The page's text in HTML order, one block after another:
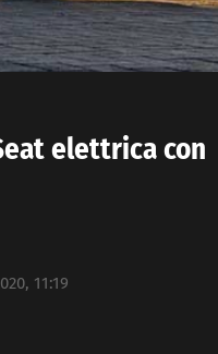
elettrica con
11:19